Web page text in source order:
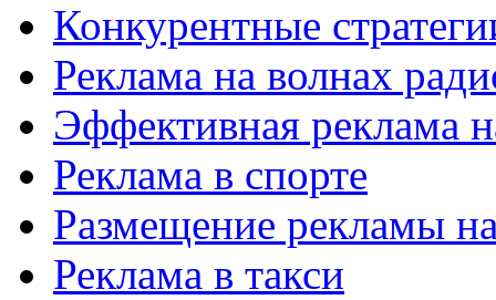
Конкурентные
Реклама на волнах
Эффективная реклама
Реклама в спорте
Размещение рекламы
Реклама в такси